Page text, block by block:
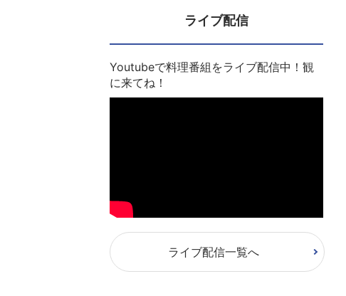
ライブ配信
Youtubeで料理番組をライブ配信中！観
に来てね！
ライブ配信一覧へ